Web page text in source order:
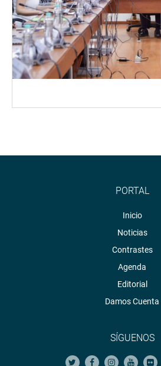
PORTAL
Inicio
Noticias
Contrastes
Agenda
Editorial
Damos Cuenta
SÍGUENOS